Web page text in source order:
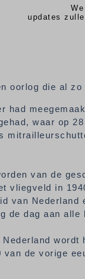
updates
oorlog die al zo
had
waar op
van de
vliegveld in
van
de dag aan alle
de vorige